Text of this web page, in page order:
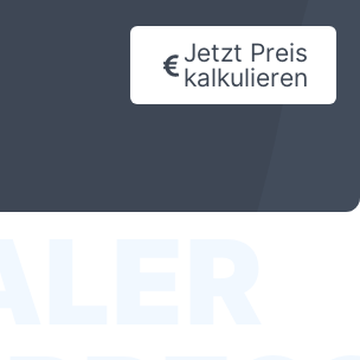
Jetzt Preis
kalkulieren